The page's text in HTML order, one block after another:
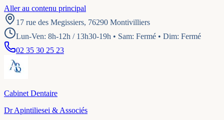
Aller au contenu principal
17 rue des Megissiers, 76290 Montivilliers
Lun-Ven: 8h-12h / 13h30-19h • Sam: Fermé • Dim: Fermé
02 35 30 25 23
Cabinet Dentaire
Dr Apintiliesei & Associés